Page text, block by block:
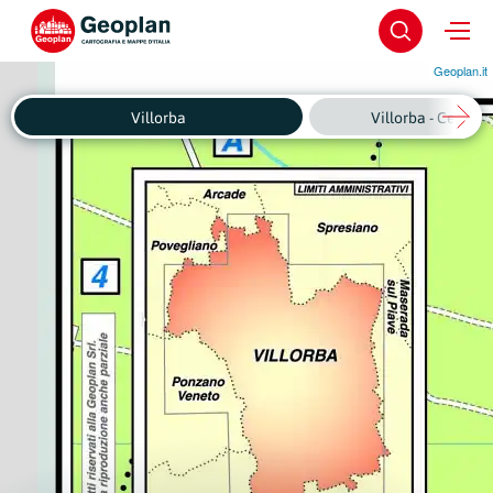
Geoplan.it
Villorba Villorba - Centro